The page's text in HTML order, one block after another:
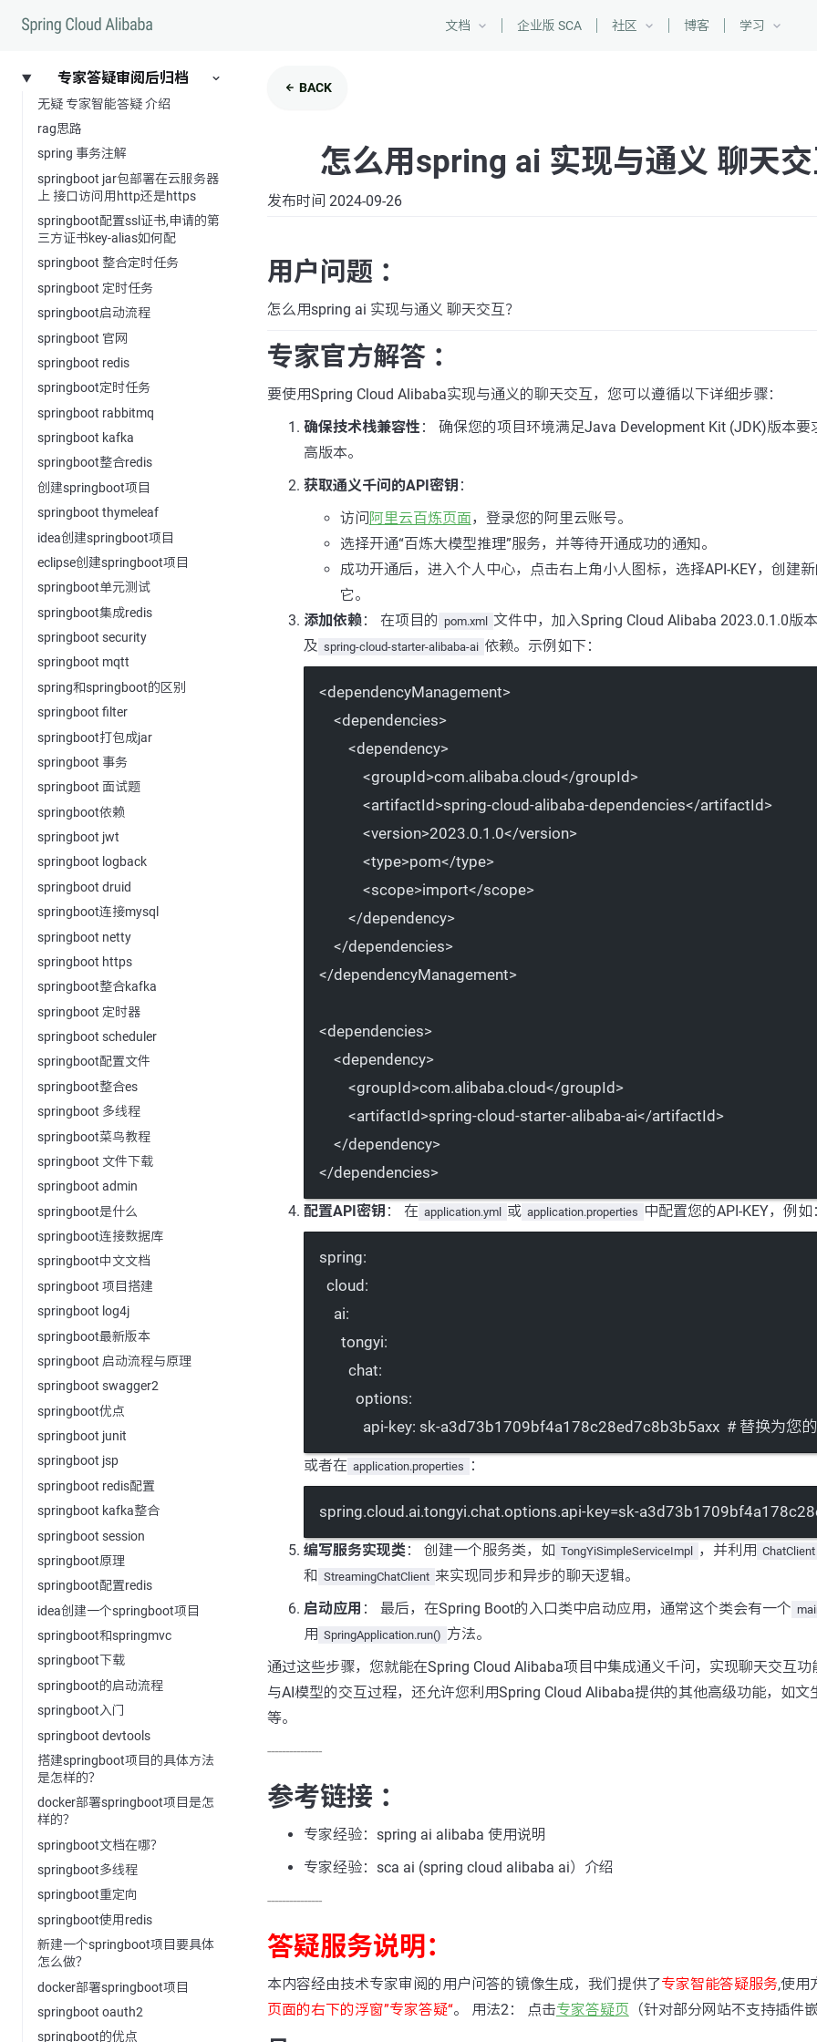
文档 企业版 SCA 社区 博客 学习
专家答疑审阅后归档
无疑 专家智能答疑 介绍
rag思路
spring 事务注解
springboot jar包部署在云服务器
上 接口访问用http还是https
springboot配置ssl证书,申请的第
三方证书key-alias如何配
springboot 整合定时任务
springboot 定时任务
springboot启动流程
springboot 官网
springboot redis
springboot定时任务
springboot rabbitmq
springboot kafka
springboot整合redis
创建springboot项目
springboot thymeleaf
idea创建springboot项目
eclipse创建springboot项目
springboot单元测试
springboot集成redis
springboot security
springboot mqtt
spring和springboot的区别
springboot filter
springboot打包成jar
springboot 事务
springboot 面试题
springboot依赖
springboot jwt
springboot logback
springboot druid
springboot连接mysql
springboot netty
springboot https
springboot整合kafka
springboot 定时器
springboot scheduler
springboot配置文件
springboot整合es
springboot 多线程
springboot菜鸟教程
springboot 文件下载
springboot admin
springboot是什么
springboot连接数据库
springboot中文文档
springboot 项目搭建
springboot log4j
springboot最新版本
springboot 启动流程与原理
springboot swagger2
springboot优点
springboot junit
springboot jsp
springboot redis配置
springboot kafka整合
springboot session
springboot原理
springboot配置redis
idea创建一个springboot项目
springboot和springmvc
springboot下载
springboot的启动流程
springboot入门
springboot devtools
搭建springboot项目的具体方法
是怎样的？
docker部署springboot项目是怎
样的？
springboot文档在哪？
springboot多线程
springboot重定向
springboot使用redis
新建一个springboot项目要具体
怎么做？
docker部署springboot项目
springboot oauth2
springboot的优点
BACK
怎么用spring ai 实现与通义 聊天
发布时间 2024-09-26
用户问题 ：
怎么用spring ai 实现与通义 聊天交互？
专家官方解答 ：
要使用Spring Cloud Alibaba实现与通义的聊天交互，您可以遵循以下详细步骤：
确保技术栈兼容性 ： 确保您的项目环境满足Java Development Kit (JDK)版本要
高版本。
获取通义千问的API密钥 ：
访问 阿里云百炼页面，登录您的阿里云账号。
选择开通“百炼大模型推理”服务，并等待开通成功的通知。
成功开通后，进入个人中心，点击右上角小人图标，选择API-KEY，创建
它。
添加依赖 ： 在项目的 pom.xml 文件中，加入Spring Cloud Alibaba 2023.0.1.0版
及 spring-cloud-starter-alibaba-ai 依赖。示例如下：
<dependencyManagement>
<dependencies>
<dependency>
<groupId>com.alibaba.cloud</groupId>
<artifactId>spring-cloud-alibaba-dependencies</artifactId>
<version>2023.0.1.0</version>
<type>pom</type>
<scope>import</scope>
</dependency>
</dependencies>
</dependencyManagement>
<dependencies>
<dependency>
<groupId>com.alibaba.cloud</groupId>
<artifactId>spring-cloud-starter-alibaba-ai</artifactId>
</dependency>
</dependencies>
配置API密钥 ： 在 application.yml 或 application.properties 中配置您的API-KEY，例如
spring:
cloud:
ai:
tongyi:
chat:
options:
api-key: sk-a3d73b1709bf4a178c28ed7c8b3b5axx # 替换为您
或者在 application.properties ：
spring.cloud.ai.tongyi.chat.options.api-key=sk-
编写服务实现类： 创建一个服务类，如 TongYiSimpleServiceImpl ，并利用 ChatClient
和 StreamingChatClient 来实现同步和异步的聊天逻辑。
启动应用 ： 最后，在Spring Boot的入口类中启动应用，通常这个类会有一个
用 SpringApplication.run() 方法。
通过这些步骤，您就能在Spring Cloud Alibaba项目中集成通义千问，实现聊天交互
与AI模型的交互过程，还允许您利用Spring Cloud Alibaba提供的其他高级功能，如文
等。
---------------
参考链接 ：
专家经验：spring ai alibaba 使用说明
专家经验：sca ai (spring cloud alibaba ai）介绍
---------------
答疑服务说明：
本内容经由技术专家审阅的用户问答的镜像生成，我们提供了专家智能答疑服务,使用
页面的右下的浮窗”专家答疑“。 用法2： 点击专家答疑页 （针对部分网站不支持插件